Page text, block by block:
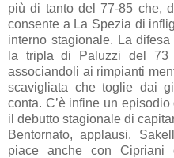
più di tanto del 77-85 che,
consente a La Spezia di
interno stagionale. La
la tripla di Paluzzi del 73
associandoli ai rimpianti
scavigliata che toglie dai
conta. C’è infine un
il debutto stagionale di
Bentornato, applausi.
piace anche con Cipriani